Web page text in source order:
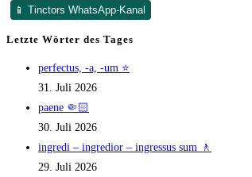
📱 Tinctors WhatsApp-Kanal
Letzte Wörter des Tages
perfectus, -a, -um ⭐
31. Juli 2026
paene 🤏🏻
30. Juli 2026
ingredi – ingredior – ingressus sum 🚶
29. Juli 2026